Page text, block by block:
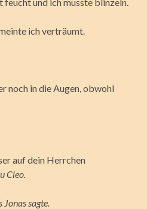
ich verträumt.
noch in die Augen, obwohl
auf dein Herrchen
Cleo.
sagte.